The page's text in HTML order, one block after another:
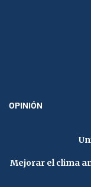
OPINIÓN
Mejorar el clima